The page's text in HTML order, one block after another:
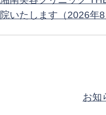
院いたします（2026年8
お知